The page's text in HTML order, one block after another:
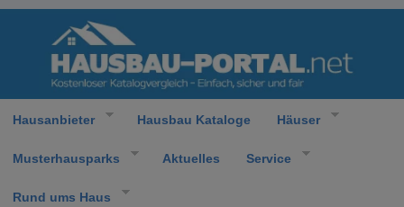
Hausanbieter Hausbau Kataloge Häuser
Musterhausparks Aktuelles Service
Rund ums Haus